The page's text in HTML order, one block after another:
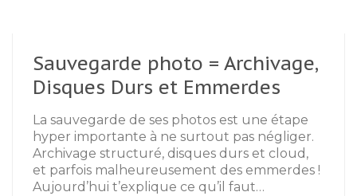
Sauvegarde photo = Archivage,
Disques Durs et Emmerdes
La sauvegarde de ses photos est une étape
hyper importante à ne surtout pas négliger.
Archivage structuré, disques durs et cloud,
et parfois malheureusement des emmerdes !
Aujourd’hui t’explique ce qu’il faut…